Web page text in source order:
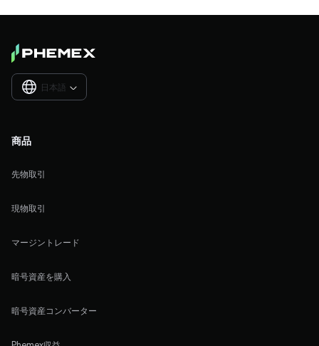
日本語 
商品
先物取引
現物取引
マージントレード
暗号資産を購入
暗号資産コンバーター